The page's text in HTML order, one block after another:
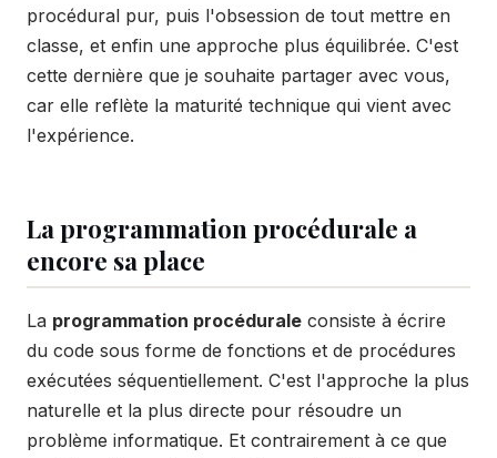
procédural pur, puis l'obsession de tout mettre en
classe, et enfin une approche plus équilibrée. C'est
cette dernière que je souhaite partager avec vous,
car elle reflète la maturité technique qui vient avec
l'expérience.
La programmation procédurale a
encore sa place
La programmation procédurale consiste à écrire
du code sous forme de fonctions et de procédures
exécutées séquentiellement. C'est l'approche la plus
naturelle et la plus directe pour résoudre un
problème informatique. Et contrairement à ce que